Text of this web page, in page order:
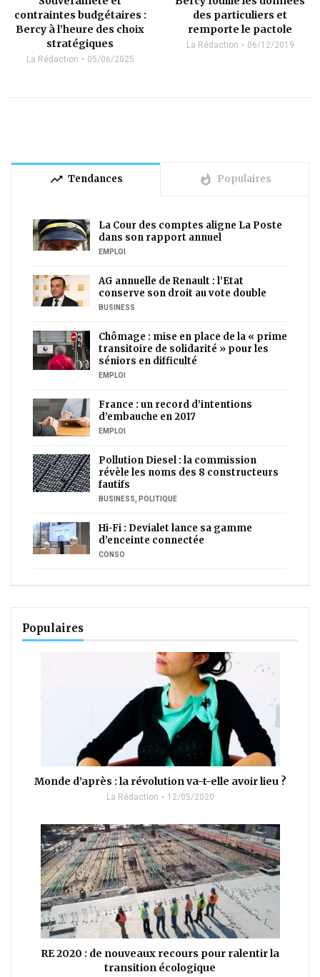
contraintes budgétaires :
Bercy à l’heure des choix
stratégiques
La Rédaction 05/06/2025
des particuliers et
remporte le pactole
La Rédaction 06/12/2019
trending_up Tendances whatshot Populaires
La Cour des comptes aligne La Poste
dans son rapport annuel
EMPLOI
AG annuelle de Renault : l’Etat
conserve son droit au vote double
BUSINESS
Chômage : mise en place de la « prime
transitoire de solidarité » pour les
séniors en difficulté
EMPLOI
France : un record d’intentions
d’embauche en 2017
EMPLOI
Pollution Diesel : la commission
révèle les noms des 8 constructeurs
fautifs
BUSINESS POLITIQUE
Hi-Fi : Devialet lance sa gamme
d’enceinte connectée
CONSO
Populaires
Monde d’après : la révolution va-t-elle avoir lieu ?
La Rédaction 12/05/2020
RE 2020 : de nouveaux recours pour ralentir la
transition écologique